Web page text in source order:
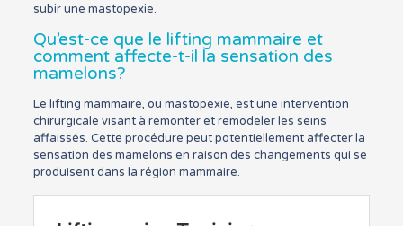
subir une mastopexie.
Qu’est-ce que le lifting mammaire et
comment affecte-t-il la sensation des
mamelons?
Le lifting mammaire, ou mastopexie, est une intervention
chirurgicale visant à remonter et remodeler les seins
affaissés. Cette procédure peut potentiellement affecter la
sensation des mamelons en raison des changements qui se
produisent dans la région mammaire.